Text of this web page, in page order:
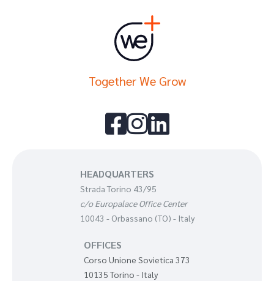
Together We Grow
 
HEADQUARTERS
Strada Torino 43/95
c/o Europalace Office Center
10043 - Orbassano (TO) - Italy
OFFICES
Corso Unione Sovietica 373
10135 Torino - Italy